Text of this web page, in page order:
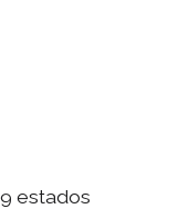
estados